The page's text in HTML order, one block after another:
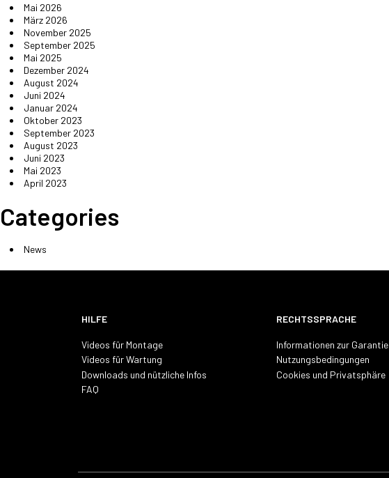
Mai 2026
März 2026
November 2025
September 2025
Mai 2025
Dezember 2024
August 2024
Juni 2024
Januar 2024
Oktober 2023
September 2023
August 2023
Juni 2023
Mai 2023
April 2023
Categories
News
HILFE
Videos für Montage
Videos für Wartung
Downloads und nützliche Infos
FAQ
RECHTSSPRACHE
Informationen zur Garantie
Nutzungsbedingungen
Cookies und Privatsphäre